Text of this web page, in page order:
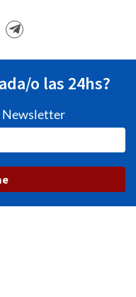
o las 24hs?
Newsletter